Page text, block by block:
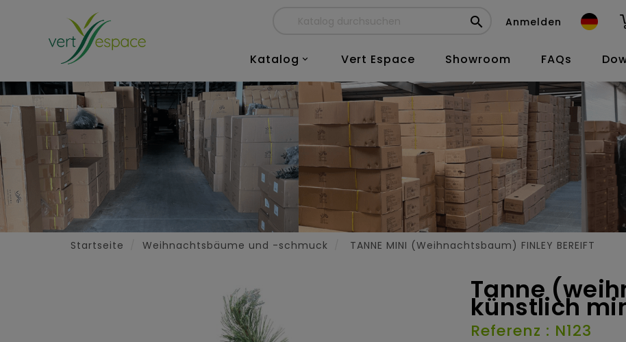
 Anmelden

Katalog Vert Espace Showroom FAQs
Startseite Weihnachtsbäume und -schmuck TANNE MINI (Weihnachtsbaum) FINLEY BEREIFT
Tanne
künstlich
Referenz : N123